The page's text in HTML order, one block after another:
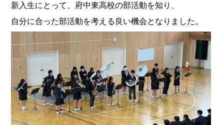
新入生にとって、府中東高校の部活動を知り、
自分に合った部活動を考える良い機会となりました。